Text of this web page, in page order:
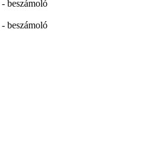
- beszámoló
- beszámoló